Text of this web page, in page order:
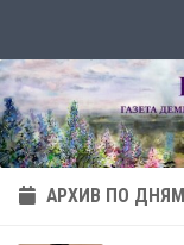
АРХИВ ПО